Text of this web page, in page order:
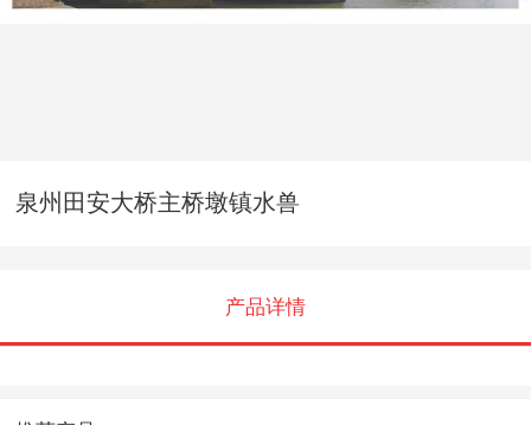
泉州田安大桥主桥墩镇水兽
产品详情